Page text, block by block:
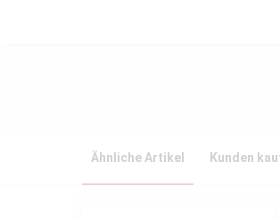
Ähnliche Artikel Kunden